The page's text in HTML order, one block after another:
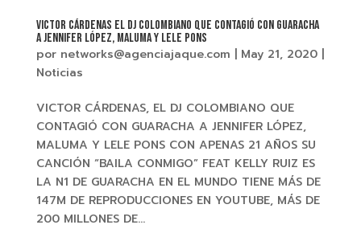
VICTOR CÁRDENAS EL DJ COLOMBIANO QUE CONTAGIÓ CON GUARACHA
A JENNIFER LÓPEZ, MALUMA Y LELE PONS
por networks@agenciajaque.com May 21, 2020|
Noticias
VICTOR CÁRDENAS, EL DJ COLOMBIANO QUE
CONTAGIÓ CON GUARACHA A JENNIFER LÓPEZ,
MALUMA Y LELE PONS CON APENAS 21 AÑOS SU
CANCIÓN “BAILA CONMIGO” FEAT KELLY RUIZ ES
LA N1 DE GUARACHA EN EL MUNDO TIENE MÁS DE
147M DE REPRODUCCIONES EN YOUTUBE, MÁS DE
200 MILLONES DE...